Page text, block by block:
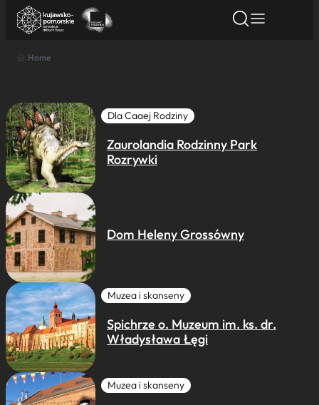
Nazwa atrakcji
Miasto
Kategoria
Home
Dla Caaej Rodziny
Zaurolandia Rodzinny Park
Rozrywki
Dom Heleny Grossówny
Muzea i skanseny
Spichrze o. Muzeum im. ks. dr.
Władysława Łęgi
Muzea i skanseny